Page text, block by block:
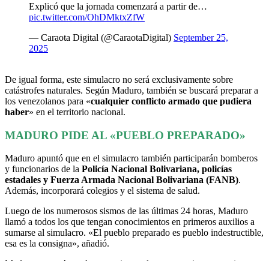
Explicó que la jornada comenzará a partir de…
pic.twitter.com/OhDMktxZfW
— Caraota Digital (@CaraotaDigital) September 25,
2025
De igual forma, este simulacro no será exclusivamente sobre
catástrofes naturales. Según Maduro, también se buscará preparar a
los venezolanos para «cualquier conflicto armado que pudiera
haber» en el territorio nacional.
MADURO PIDE AL «PUEBLO PREPARADO»
Maduro apuntó que en el simulacro también participarán bomberos
y funcionarios de la Policía Nacional Bolivariana, policías
estadales y Fuerza Armada Nacional Bolivariana (FANB).
Además, incorporará colegios y el sistema de salud.
Luego de los numerosos sismos de las últimas 24 horas, Maduro
llamó a todos los que tengan conocimientos en primeros auxilios a
sumarse al simulacro. «El pueblo preparado es pueblo indestructible,
esa es la consigna», añadió.